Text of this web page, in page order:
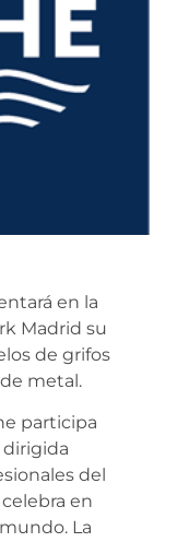
en la
Madrid su
de grifos
metal.
participa
dirigida
del
en
La